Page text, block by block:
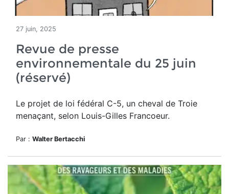
27 juin, 2025
Revue de presse
environnementale du 25 juin
(réservé)
Le projet de loi fédéral C-5, un cheval de Troie
menaçant, selon Louis-Gilles Francoeur.
Par : Walter Bertacchi